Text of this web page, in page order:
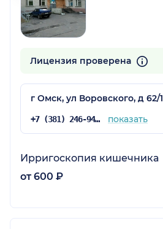
Лицензия проверена
г Омск, ул Воровского, д 62/1
+7 (381) 246-94-60 показать
Ирригоскопия кишечника
от 600 ₽